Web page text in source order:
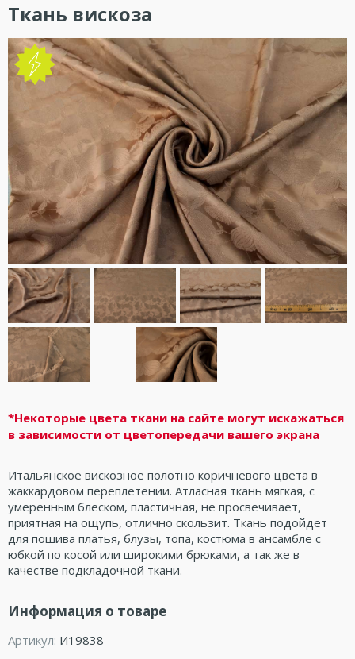
Ткань вискоза
*Некоторые цвета ткани на сайте могут искажаться
в зависимости от цветопередачи вашего экрана
Итальянское вискозное полотно коричневого цвета в
жаккардовом переплетении. Атласная ткань мягкая, с
умеренным блеском, пластичная, не просвечивает,
приятная на ощупь, отлично скользит. Ткань подойдет
для пошива платья, блузы, топа, костюма в ансамбле с
юбкой по косой или широкими брюками, а так же в
качестве подкладочной ткани.
Информация о товаре
Артикул: И19838